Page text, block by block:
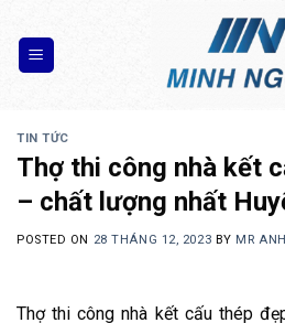
content
TIN TỨC
Thợ thi công nhà kết
– chất lượng nhất
POSTED ON 28 THÁNG 12, 2023 BY MR ANH
Thợ thi công nhà kết cấu thép